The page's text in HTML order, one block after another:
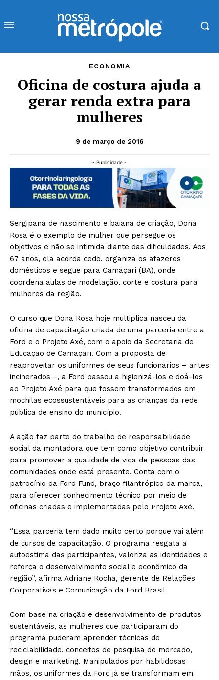
ECONOMIA
Oficina de costura ajuda a
gerar renda extra para
mulheres
9 de março de 2016
- Publicidade -
Sergipana de nascimento e baiana de criação, Dona
Rosa é o exemplo de mulher que persegue os
objetivos e não se intimida diante das dificuldades. Aos
67 anos, ela acorda cedo, organiza os afazeres
domésticos e segue para Camaçari (BA), onde
coordena aulas de modelação, corte e costura para
mulheres da região.
O curso que Dona Rosa hoje multiplica nasceu da
oficina de capacitação criada de uma parceria entre a
Ford e o Projeto Axé, com o apoio da Secretaria de
Educação de Camaçari. Com a proposta de
reaproveitar os uniformes de seus funcionários – antes
incinerados –, a Ford passou a higienizá-los e doá-los
ao Projeto Axé para que fossem transformados em
mochilas ecossustentáveis para as crianças da rede
pública de ensino do município.
A ação faz parte do trabalho de responsabilidade
social da montadora que tem como objetivo contribuir
para promover a qualidade de vida de pessoas das
comunidades onde está presente. Conta com o
patrocínio da Ford Fund, braço filantrópico da marca,
para oferecer conhecimento técnico por meio de
oficinas criadas e implementadas pelo Projeto Axé.
“Essa parceria tem dado muito certo porque vai além
de cursos de capacitação. O programa resgata a
autoestima das participantes, valoriza as identidades e
reforça o desenvolvimento social e econômico da
região”, afirma Adriane Rocha, gerente de Relações
Corporativas e Comunicação da Ford Brasil.
Com base na criação e desenvolvimento de produtos
sustentáveis, as mulheres que participaram do
programa puderam aprender técnicas de
reciclabilidade, conceitos de pesquisa de mercado,
design e marketing. Manipulados por habilidosas
mãos, os uniformes da Ford já se transformam em